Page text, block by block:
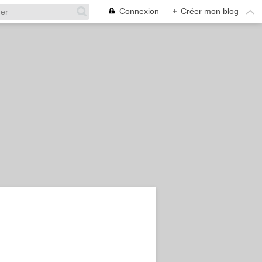
Connexion + Créer mon blog